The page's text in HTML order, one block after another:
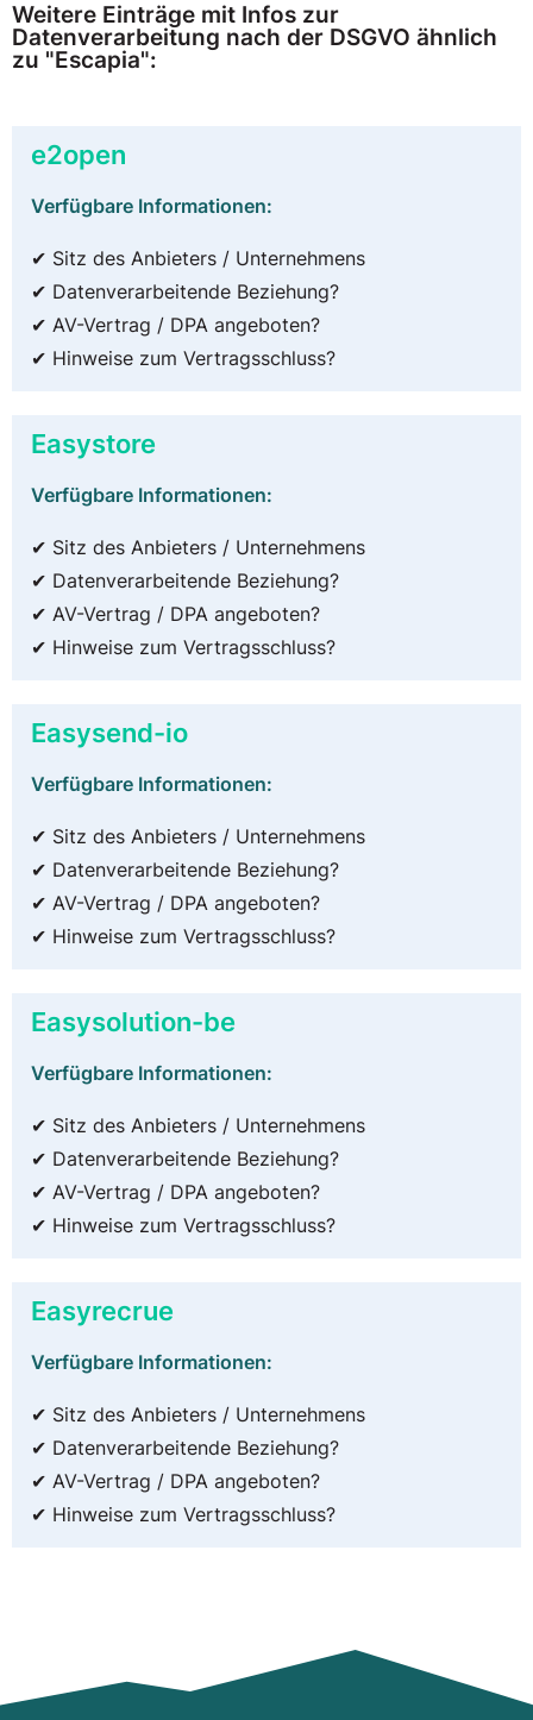
Weitere Einträge mit Infos zur
Datenverarbeitung nach der DSGVO ähnlich
zu "Escapia":
e2open
Verfügbare Informationen:
✔ Sitz des Anbieters / Unternehmens
✔ Datenverarbeitende Beziehung?
✔ AV-Vertrag / DPA angeboten?
✔ Hinweise zum Vertragsschluss?
Easystore
Verfügbare Informationen:
✔ Sitz des Anbieters / Unternehmens
✔ Datenverarbeitende Beziehung?
✔ AV-Vertrag / DPA angeboten?
✔ Hinweise zum Vertragsschluss?
Easysend-io
Verfügbare Informationen:
✔ Sitz des Anbieters / Unternehmens
✔ Datenverarbeitende Beziehung?
✔ AV-Vertrag / DPA angeboten?
✔ Hinweise zum Vertragsschluss?
Easysolution-be
Verfügbare Informationen:
✔ Sitz des Anbieters / Unternehmens
✔ Datenverarbeitende Beziehung?
✔ AV-Vertrag / DPA angeboten?
✔ Hinweise zum Vertragsschluss?
Easyrecrue
Verfügbare Informationen:
✔ Sitz des Anbieters / Unternehmens
✔ Datenverarbeitende Beziehung?
✔ AV-Vertrag / DPA angeboten?
✔ Hinweise zum Vertragsschluss?